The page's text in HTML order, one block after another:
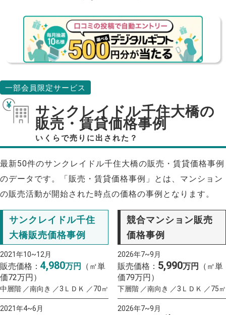
一部会員限定サービス
サンクレイドル千住大橋の
販売・賃貸価格事例
いくらで売りに出された？
最新50件のサンクレイドル千住大橋の販売・賃貸価格事例
のデータです。「販売・賃貸価格事例」とは、マンション
の販売活動が開始された時点の価格の事例となります。
サンクレイドル千住
大橋販売価格事例
2021年10~12月
販売価格： 4,980万円
（㎡単
価72万円）
中層階 ／南向き ／3ＬＤＫ ／70㎡
2021年4~6月
競合マンション販売
価格事例
2026年7~9月
販売価格： 5,990万円
（㎡単
価79万円）
下層階 ／南向き ／3ＬＤＫ ／75㎡
2026年7~9月